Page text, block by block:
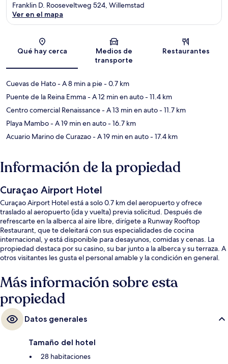
Sección del mapa
Franklin D. Rooseveltweg 524, Willemstad
Ver en el mapa
Qué hay cerca
Medios de
transporte
Restaurantes
Cuevas de Hato- A 8 min a pie- 0.7 km
Puente de la Reina Emma- A 12 min en auto- 11.4 km
Centro comercial Renaissance- A 13 min en auto- 11.7 km
Playa Mambo- A 19 min en auto- 16.7 km
Acuario Marino de Curazao- A 19 min en auto- 17.4 km
Información de la propiedad
Curaçao Airport Hotel
Curaçao Airport Hotel está a solo 0.7 km del aeropuerto y ofrece
traslado al aeropuerto (ida y vuelta) previa solicitud. Después de
refrescarte en la alberca al aire libre, dirígete a Runway Rooftop
Restaurant, que te deleitará con sus especialidades de cocina
internacional, y está disponible para desayunos, comidas y cenas. La
propiedad destaca por su casino, su bar junto a la alberca y su terraza. A
otros visitantes les gusta el personal amable y la condición en general.
Más información sobre esta
propiedad
Datos generales
Tamaño del hotel
28 habitaciones